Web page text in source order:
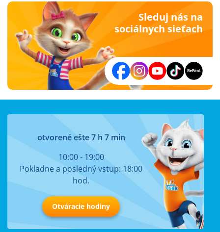
Sleduj nás na
sociálnych sieťach
otvorené ešte 7 h 7 min
10:00 - 19:00
Pokladne a posledný vstup: 18:00
hod.
Otváracie hodiny